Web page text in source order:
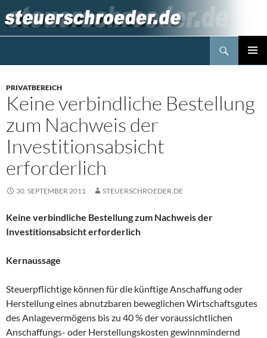
Inhalt
springen
PRIVATBEREICH
Keine verbindliche Bestellung
zum Nachweis der
Investitionsabsicht
erforderlich
30. SEPTEMBER 2011 STEUERSCHROEDER.DE
Keine verbindliche Bestellung zum Nachweis der
Investitionsabsicht erforderlich
Kernaussage
Steuerpflichtige können für die künftige Anschaffung oder
Herstellung eines abnutzbaren beweglichen Wirtschaftsgutes
des Anlagevermögens bis zu 40 % der voraussichtlichen
Anschaffungs- oder Herstellungskosten gewinnmindernd